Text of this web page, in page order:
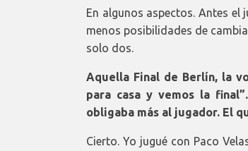
En algunos aspectos. Antes el
menos posibilidades de
solo dos.
Aquella Final de Berlín, la
para casa y vemos la
obligaba más al jugador. El
Cierto. Yo jugué con Paco